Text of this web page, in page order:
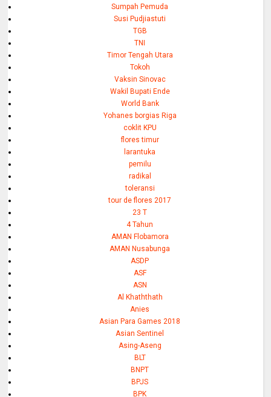
Sumpah Pemuda
Susi Pudjiastuti
TGB
TNI
Timor Tengah Utara
Tokoh
Vaksin Sinovac
Wakil Bupati Ende
World Bank
Yohanes borgias Riga
coklit KPU
flores timur
larantuka
pemilu
radikal
toleransi
tour de flores 2017
23 T
4 Tahun
AMAN Flobamora
AMAN Nusabunga
ASDP
ASF
ASN
Al Khaththath
Anies
Asian Para Games 2018
Asian Sentinel
Asing-Aseng
BLT
BNPT
BPJS
BPK